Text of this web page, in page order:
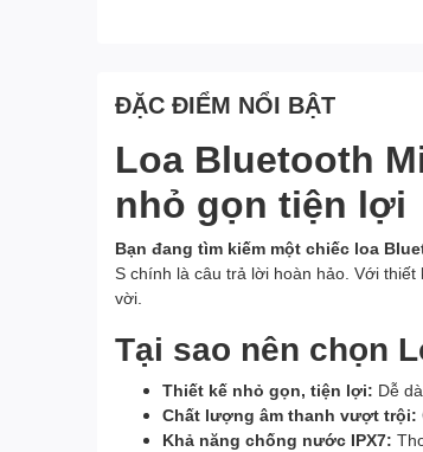
ĐẶC ĐIỂM NỔI BẬT
Loa Bluetooth
nhỏ gọn tiện lợi
Bạn đang tìm kiếm một chiếc loa
S chính là câu trả lời hoàn hảo. Với
vời.
Tại sao nên chọn
Thiết kế nhỏ gọn, tiện lợi: Dễ
Chất lượng âm thanh vượt trội:
Khả năng chống nước IPX7: